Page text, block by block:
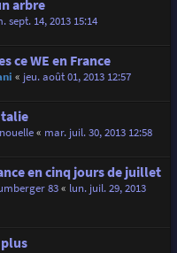
arbre
sept. 14, 2013 15:14
ce WE en France
« jeu. août 01, 2013 12:57
« mar. juil. 30, 2013 12:58
en cinq jours de juillet
83« lun. juil. 29, 2013